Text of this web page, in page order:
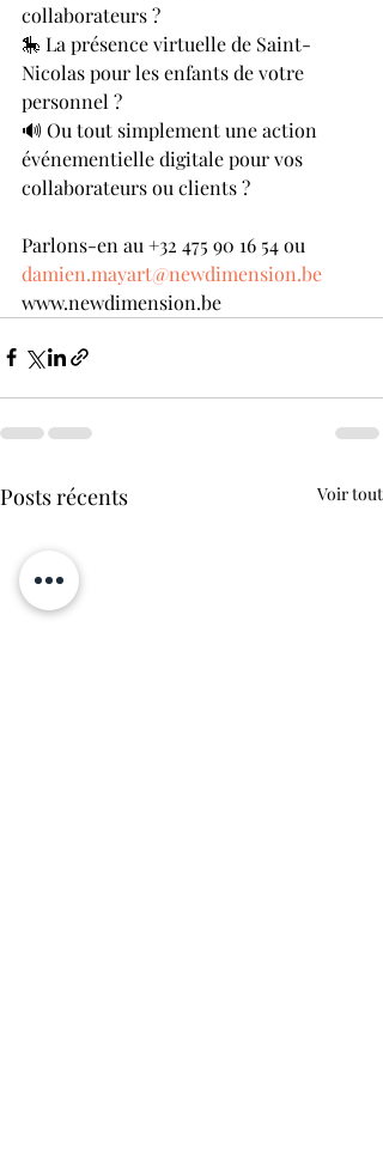
collaborateurs ?
🎠 La présence virtuelle de Saint-
Nicolas pour les enfants de votre
personnel ?
🔊 Ou tout simplement une action
événementielle digitale pour vos
collaborateurs ou clients ?
Parlons-en au +32 475 90 16 54 ou
damien.mayart@newdimension.be
www.newdimension.be
Posts récents Voir tout